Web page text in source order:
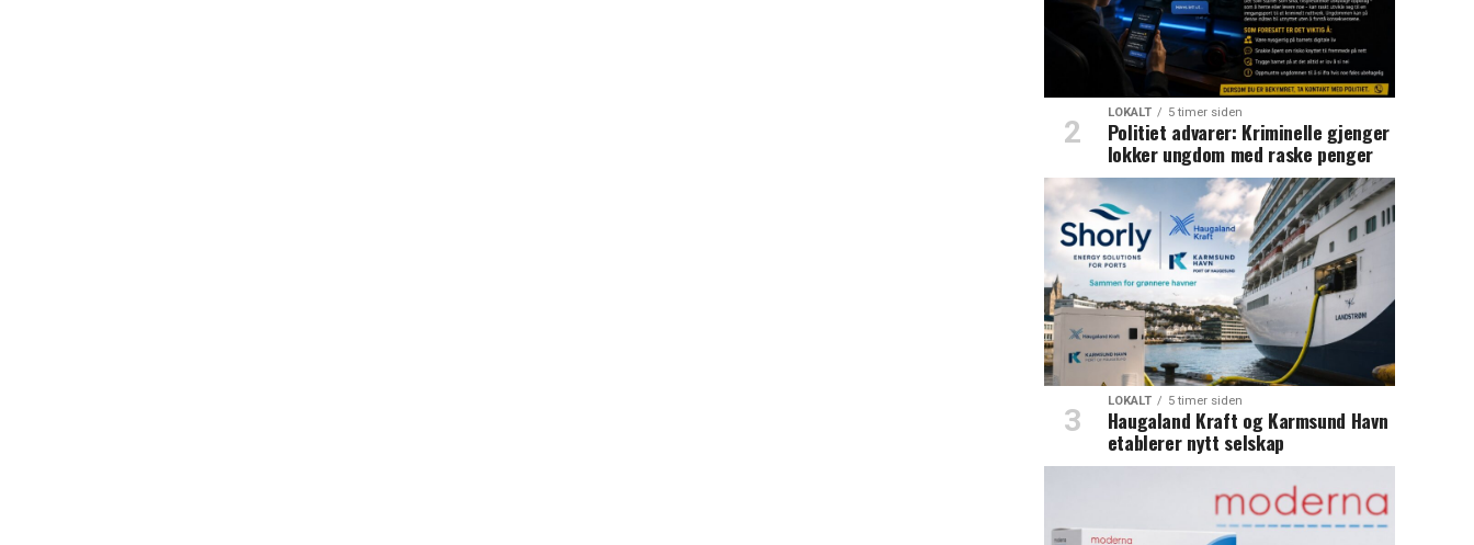
LOKALT 5 timer siden
Politiet advarer: Kriminelle gjenger
lokker ungdom med raske penger
LOKALT 5 timer siden
Haugaland Kraft og Karmsund Havn
etablerer nytt selskap